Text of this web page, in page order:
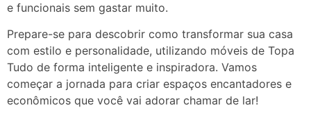
e funcionais sem gastar muito.
Prepare-se para descobrir como transformar sua casa
com estilo e personalidade, utilizando móveis de Topa
Tudo de forma inteligente e inspiradora. Vamos
começar a jornada para criar espaços encantadores e
econômicos que você vai adorar chamar de lar!